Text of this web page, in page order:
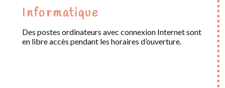
Informatique
Des postes ordinateurs avec connexion Internet sont
en libre accès pendant les horaires d’ouverture.